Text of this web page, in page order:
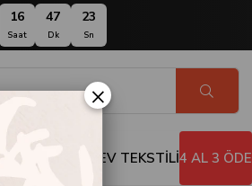
16
Saat
47
Dk
22
Sn
EV TEKSTİLİ4 AL 3 ÖDE
×